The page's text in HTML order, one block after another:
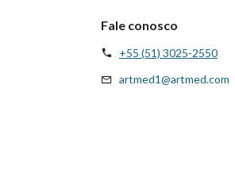
Fale conosco
+55 (51) 3025-2550
artmed1@artmed.com